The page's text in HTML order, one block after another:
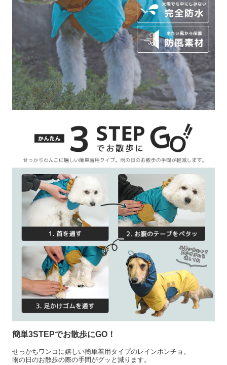
簡単3STEPでお散歩にGO！
せっかちワンコに嬉しい簡単着用タイプのレインポンチョ。
雨の日のお散歩の際の手間がグッと減ります。